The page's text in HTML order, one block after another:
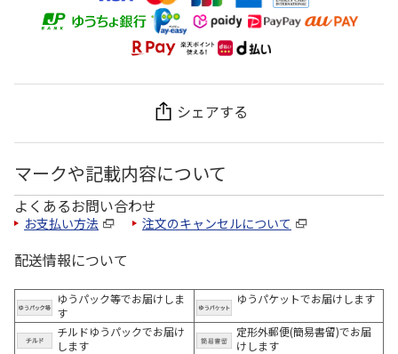
シェアする
マークや記載内容について
よくあるお問い合わせ
お支払い方法 注文のキャンセルについて
配送情報について
ゆうパック等でお届けしま
す
ゆうパケットでお届けします
チルドゆうパックでお届け
します
定形外郵便(簡易書留)でお届
けします